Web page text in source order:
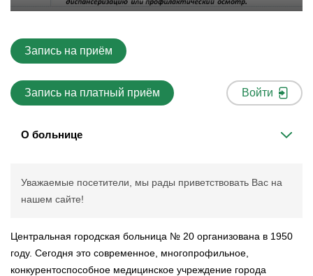
Запись на приём
Запись на платный приём Войти
О больнице
Уважаемые посетители, мы рады приветствовать Вас на
нашем сайте!
Центральная городская больница № 20 организована в 1950
году. Сегодня это современное, многопрофильное,
конкурентоспособное медицинское учреждение города